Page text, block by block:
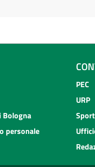
Bologna
personale
PEC
URP